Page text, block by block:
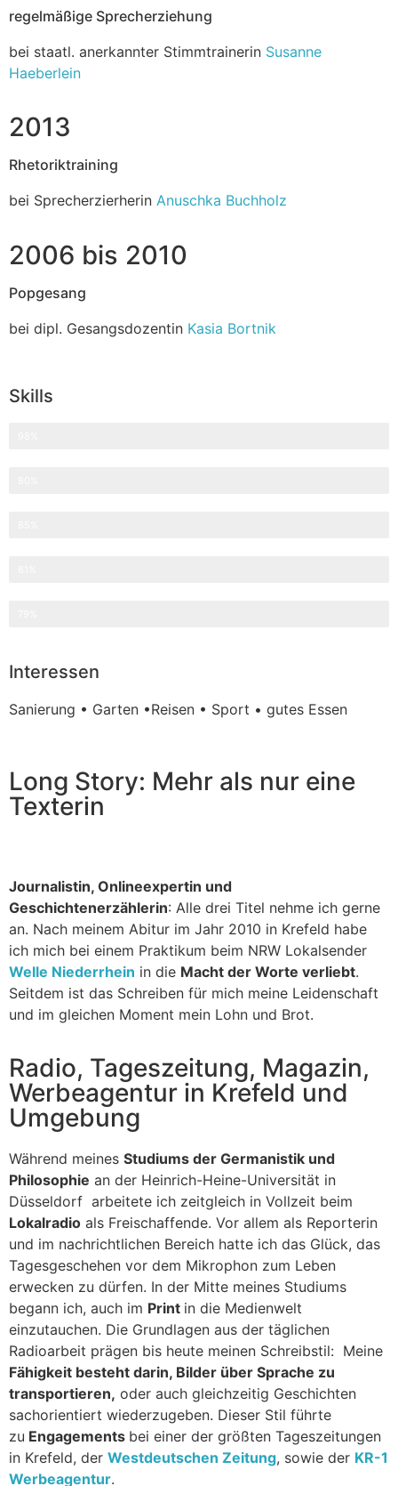
regelmäßige Sprecherziehung
bei staatl. anerkannter Stimmtrainerin Susanne
Haeberlein
2013
Rhetoriktraining
bei Sprecherzierherin Anuschka Buchholz
2006 bis 2010
Popgesang
bei dipl. Gesangsdozentin Kasia Bortnik
Skills
Interessen
Sanierung • Garten •Reisen • Sport • gutes Essen
Long Story: Mehr als nur eine
Texterin
Journalistin, Onlineexpertin und
Geschichtenerzählerin: Alle drei Titel nehme ich gerne
an. Nach meinem Abitur im Jahr 2010 in Krefeld habe
ich mich bei einem Praktikum beim NRW Lokalsender
Welle Niederrhein in die Macht der Worte verliebt.
Seitdem ist das Schreiben für mich meine Leidenschaft
und im gleichen Moment mein Lohn und Brot.
Radio, Tageszeitung, Magazin,
Werbeagentur in Krefeld und
Umgebung
Während meines Studiums der Germanistik und
Philosophie an der Heinrich-Heine-Universität in
Düsseldorf arbeitete ich zeitgleich in Vollzeit beim
Lokalradio als Freischaffende. Vor allem als Reporterin
und im nachrichtlichen Bereich hatte ich das Glück, das
Tagesgeschehen vor dem Mikrophon zum Leben
erwecken zu dürfen. In der Mitte meines Studiums
begann ich, auch im Print in die Medienwelt
einzutauchen. Die Grundlagen aus der täglichen
Radioarbeit prägen bis heute meinen Schreibstil: Meine
Fähigkeit besteht darin, Bilder über Sprache zu
transportieren, oder auch gleichzeitig Geschichten
sachorientiert wiederzugeben. Dieser Stil führte
zu Engagements bei einer der größten Tageszeitungen
in Krefeld, der Westdeutschen Zeitung, sowie der KR-1
Werbeagentur.